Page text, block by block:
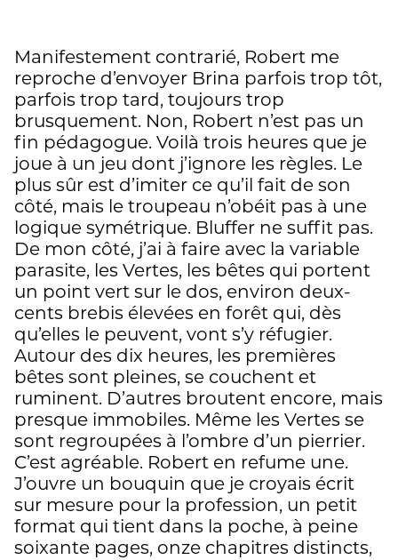
Manifestement contrarié, Robert me
reproche d’envoyer Brina parfois trop tôt,
parfois trop tard, toujours trop
brusquement. Non, Robert n’est pas un
fin pédagogue. Voilà trois heures que je
joue à un jeu dont j’ignore les règles. Le
plus sûr est d’imiter ce qu’il fait de son
côté, mais le troupeau n’obéit pas à une
logique symétrique. Bluffer ne suffit pas.
De mon côté, j’ai à faire avec la variable
parasite, les Vertes, les bêtes qui portent
un point vert sur le dos, environ deux-
cents brebis élevées en forêt qui, dès
qu’elles le peuvent, vont s’y réfugier.
Autour des dix heures, les premières
bêtes sont pleines, se couchent et
ruminent. D’autres broutent encore, mais
presque immobiles. Même les Vertes se
sont regroupées à l’ombre d’un pierrier.
C’est agréable. Robert en refume une.
J’ouvre un bouquin que je croyais écrit
sur mesure pour la profession, un petit
format qui tient dans la poche, à peine
soixante pages, onze chapitres distincts,